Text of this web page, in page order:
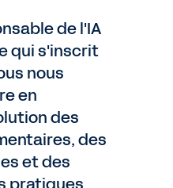
de l'IA
qui s'inscrit
nous
en
des
des
et des